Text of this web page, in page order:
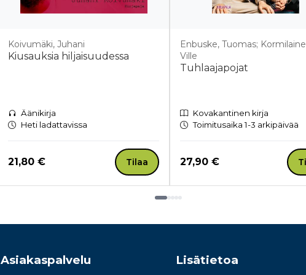
Koivumäki, Juhani
Kiusauksia hiljaisuudessa
Äänikirja
Heti ladattavissa
Hinta nyt
21,80 € Tilaa
Enbuske, Tuomas;
Ville
Tuhlaajapojat
Kovakantinen kirja
Toimitusaika 1-3 arkipäivää
Hinta nyt
27,90 €
Asiakaspalvelu Lisätietoa